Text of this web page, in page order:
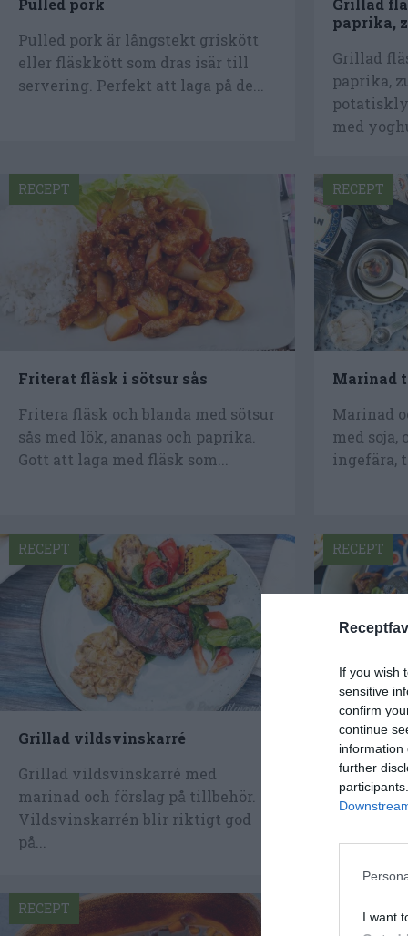
If you wish
sensitive
confirm
continue
information
further
I want
Pulled pork
Pulled pork är långstekt griskött
eller fläskkött som dras isär till
servering. Perfekt att laga på de...
Grillad
paprika,
Grillad
paprika,
med
Friterat fläsk i sötsur sås
Fritera fläsk och blanda med sötsur
sås med lök, ananas och paprika.
Gott att laga med fläsk som...
RECEPT
Marinad
Marinad
med soja,
ingefära,
RECEPT
Grillad vildsvinskarré
Grillad vildsvinskarré med
marinad och förslag på tillbehör.
Vildsvinskarrén blir riktigt god
på...
RECEPT
Svart
Svarta
och
ljusa...
RECEPT
RECEPT RECEPT